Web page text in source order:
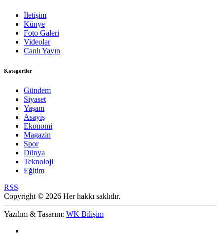
İletişim
Künye
Foto Galeri
Videolar
Canlı Yayın
Kategoriler
Gündem
Siyaset
Yaşam
Asayiş
Ekonomi
Magazin
Spor
Dünya
Teknoloji
Eğitim
RSS
Copyright © 2026 Her hakkı saklıdır.
Yazılım & Tasarım: WK Bilişim